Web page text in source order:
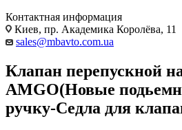
Контактная информация
Киев, пр. Академика Королёва, 11
sales@mbavto.com.ua
Клапан перепускной
AMGO(Новые
ручку-Седла для